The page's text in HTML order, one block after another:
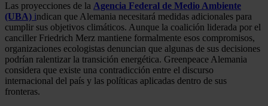
Las proyecciones de la Agencia Federal de Medio Ambiente
(UBA) indican que Alemania necesitará medidas adicionales para
cumplir sus objetivos climáticos. Aunque la coalición liderada por el
canciller Friedrich Merz mantiene formalmente esos compromisos,
organizaciones ecologistas denuncian que algunas de sus decisiones
podrían ralentizar la transición energética. Greenpeace Alemania
considera que existe una contradicción entre el discurso
internacional del país y las políticas aplicadas dentro de sus
fronteras.